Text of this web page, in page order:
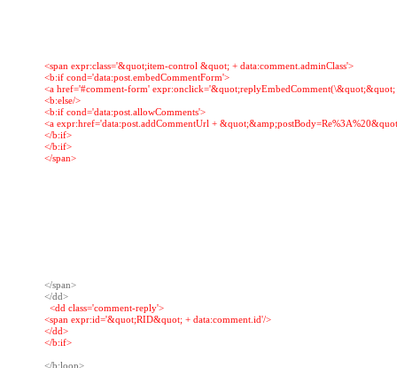
<span expr:class='&quot;item-control &quot; + data:comment.adminClass'>
<b:if cond='data:post.embedCommentForm'>
<a href='#comment-form'
<b:else/>
<b:if cond='data:post.allowComments'>
<a expr:href='data:post.addCommentUrl +
</b:if>
</b:if>
</span>
</span>
  <dd class='comment-reply'>
<span expr:id='&quot;RID&quot; + data:comment.id'/>
</dd>
</b:if>
</b:loop>